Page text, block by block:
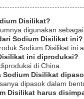
Disilikat?
digunakan
Sodium Disilikat ini?
Sodium Disilikat ini
ini diproduksi?
di China.
Sodium Disilikat
dipasok dalam
Disilikat harus